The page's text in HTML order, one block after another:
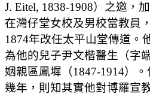
J. Eitel, 1838-1908）之邀，
在灣仔堂女校及男校當教員
1874年改任太平山堂傳道。
為他的兒子尹文楷醫生（字
姻親區鳳墀（1847-1914）
幾年，則知其實他對博羅宣